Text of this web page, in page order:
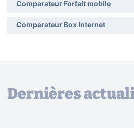
Comparateur Forfait mobile
Comparateur Box Internet
Dernières